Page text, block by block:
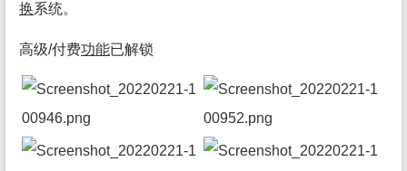
换系统。
高级/付费功能已解锁